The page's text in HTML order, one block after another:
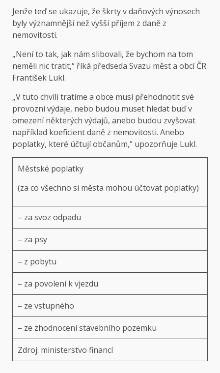
Jenže teď se ukazuje, že škrty v daňových výnosech
byly významnější než vyšší příjem z daně z
nemovitosti.
„Není to tak, jak nám slibovali, že bychom na tom
neměli nic tratit,“ říká předseda Svazu měst a obcí ČR
František Lukl.
„V tuto chvíli tratíme a obce musí přehodnotit své
provozní výdaje, nebo budou muset hledat buď v
omezení některých výdajů, anebo budou zvyšovat
například koeficient daně z nemovitosti. Anebo
poplatky, které účtují občanům,“ upozorňuje Lukl.
Městské poplatky
(za co všechno si města mohou účtovat poplatky)
– za svoz odpadu
– za psy
– z pobytu
– za povolení k vjezdu
– ze vstupného
– ze zhodnocení stavebního pozemku
Zdroj: ministerstvo financí